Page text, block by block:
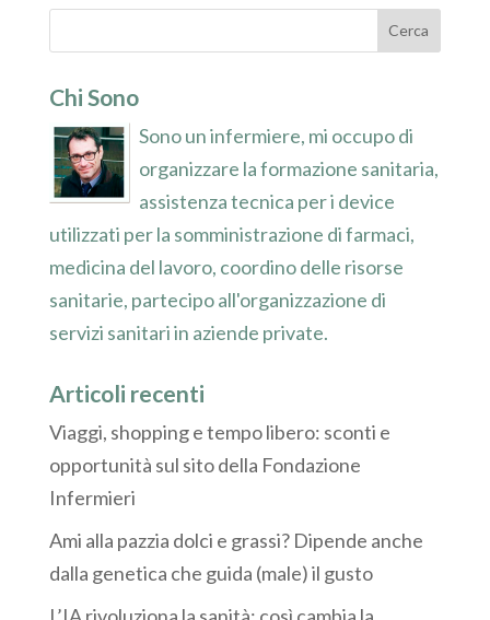
Chi Sono
Sono un infermiere, mi occupo di
organizzare la formazione sanitaria,
assistenza tecnica per i device
utilizzati per la somministrazione di farmaci,
medicina del lavoro, coordino delle risorse
sanitarie, partecipo all'organizzazione di
servizi sanitari in aziende private.
Articoli recenti
Viaggi, shopping e tempo libero: sconti e
opportunità sul sito della Fondazione
Infermieri
Ami alla pazzia dolci e grassi? Dipende anche
dalla genetica che guida (male) il gusto